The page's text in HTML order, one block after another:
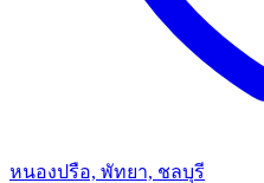
หนองปรือ, พัทยา, ชลบุรี